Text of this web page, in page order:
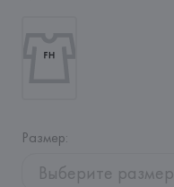
Размер:
Выберите размер